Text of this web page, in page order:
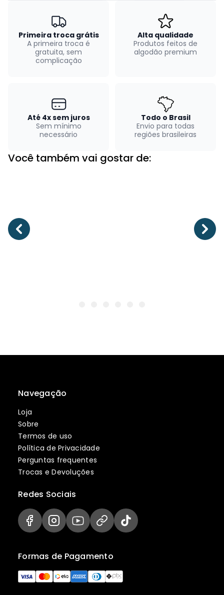
Primeira troca grátis
A primeira troca é
gratuita, sem
complicação
Alta qualidade
Produtos feitos de
algodão premium
Até 4x sem juros
Sem mínimo
necessário
Todo o Brasil
Envio para todas
regiões brasileiras
Você também vai gostar de:
Navegação
Loja
Sobre
Termos de uso
Política de Privacidade
Perguntas frequentes
Trocas e Devoluções
Formas de Pagamento
Redes Sociais